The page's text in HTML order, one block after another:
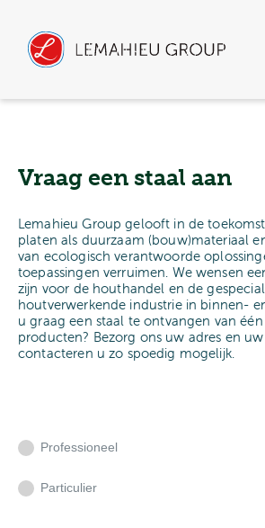
Vraag een staal aan
Lemahieu Group gelooft in de
platen als duurzaam (bouw)materiaal
van ecologisch verantwoorde
toepassingen verruimen. We wensen
zijn voor de houthandel en de
houtverwerkende industrie in binnen-
u graag een staal te ontvangen van
producten? Bezorg ons uw adres en
contacteren u zo spoedig mogelijk.
Professioneel
Particulier